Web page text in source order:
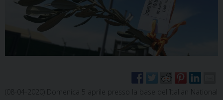
(08-04-2020) Domenica 5 aprile presso la base dell’Italian National